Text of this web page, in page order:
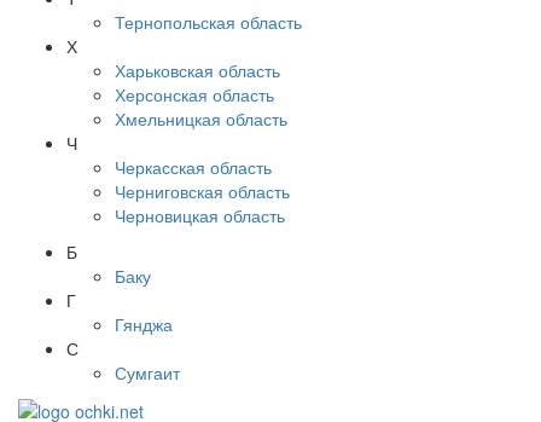
Тернопольская область
Х
Харьковская область
Херсонская область
Хмельницкая область
Ч
Черкасская область
Черниговская область
Черновицкая область
Б
Баку
Г
Гянджа
С
Сумгаит